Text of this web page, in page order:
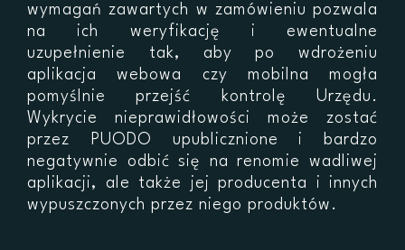
wymagań zawartych w zamówieniu pozwala
na ich weryfikację i ewentualne
uzupełnienie tak, aby po wdrożeniu
aplikacja webowa czy mobilna mogła
pomyślnie przejść kontrolę Urzędu.
Wykrycie nieprawidłowości może zostać
przez PUODO upublicznione i bardzo
negatywnie odbić się na renomie wadliwej
aplikacji, ale także jej producenta i innych
wypuszczonych przez niego produktów.